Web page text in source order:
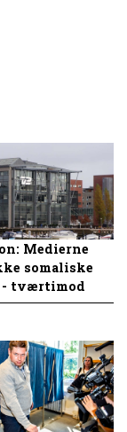
Medierne
somaliske
tværtimod